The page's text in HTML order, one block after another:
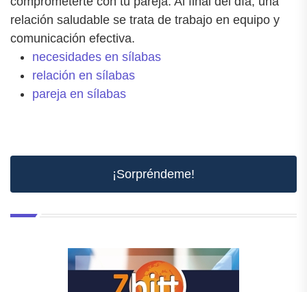
relación saludable se trata de trabajo en equipo y
comunicación efectiva.
necesidades en sílabas
relación en sílabas
pareja en sílabas
¡Sorpréndeme!